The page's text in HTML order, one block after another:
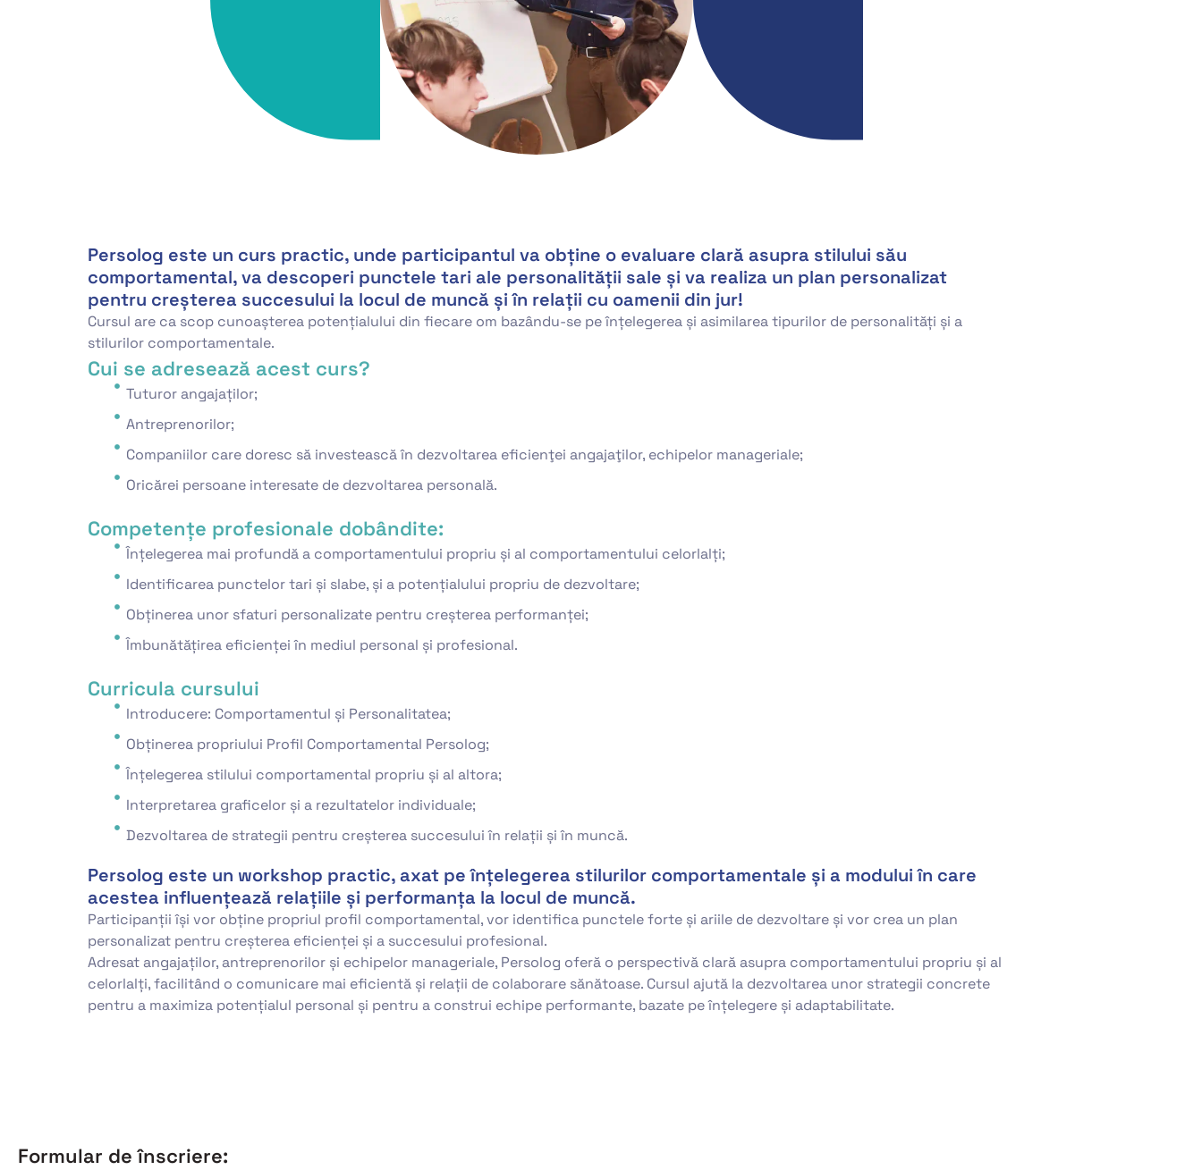
Persolog este un curs practic, unde participantul va obține o evaluare clară asupra stilului său
comportamental, va descoperi punctele tari ale personalității sale și va realiza un plan personalizat
pentru creșterea succesului la locul de muncă și în relații cu oamenii din jur!
Cursul are ca scop cunoașterea potențialului din fiecare om bazându-se pe înțelegerea și asimilarea tipurilor de personalități și a
stilurilor comportamentale.
Cui se adresează acest curs?
Tuturor angajaților;
Antreprenorilor;
Companiilor care doresc să investească în dezvoltarea eficienţei angajaţilor, echipelor manageriale;
Oricărei persoane interesate de dezvoltarea personală.
Competențe profesionale dobândite:
Înțelegerea mai profundă a comportamentului propriu și al comportamentului celorlalți;
Identificarea punctelor tari și slabe, și a potențialului propriu de dezvoltare;
Obținerea unor sfaturi personalizate pentru creșterea performanței;
Îmbunătățirea eficienței în mediul personal și profesional.
Curricula cursului
Introducere: Comportamentul și Personalitatea;
Obținerea propriului Profil Comportamental Persolog;
Înțelegerea stilului comportamental propriu și al altora;
Interpretarea graficelor și a rezultatelor individuale;
Dezvoltarea de strategii pentru creșterea succesului în relații și în muncă.
Persolog este un workshop practic, axat pe înțelegerea stilurilor comportamentale și a modului în care
acestea influențează relațiile și performanța la locul de muncă.
Participanții își vor obține propriul profil comportamental, vor identifica punctele forte și ariile de dezvoltare și vor crea un plan
personalizat pentru creșterea eficienței și a succesului profesional.
Adresat angajaților, antreprenorilor și echipelor manageriale, Persolog oferă o perspectivă clară asupra comportamentului propriu și al
celorlalți, facilitând o comunicare mai eficientă și relații de colaborare sănătoase. Cursul ajută la dezvoltarea unor strategii concrete
pentru a maximiza potențialul personal și pentru a construi echipe performante, bazate pe înțelegere și adaptabilitate.
Formular de înscriere: